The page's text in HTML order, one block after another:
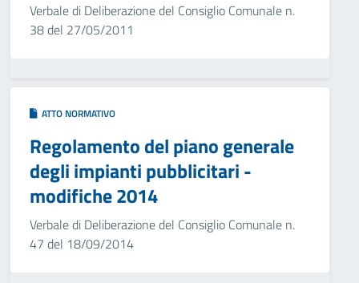
Verbale di Deliberazione del Consiglio Comunale n.
38 del 27/05/2011
ATTO NORMATIVO
Regolamento del piano generale
degli impianti pubblicitari -
modifiche 2014
Verbale di Deliberazione del Consiglio Comunale n.
47 del 18/09/2014